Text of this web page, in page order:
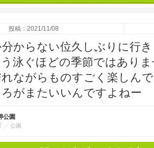
投稿：2021/11/08
からない位久しぶりに行
泳ぐほどの季節ではあり
ながらものすごく楽しん
がまたいいんですよねー
公園
公園